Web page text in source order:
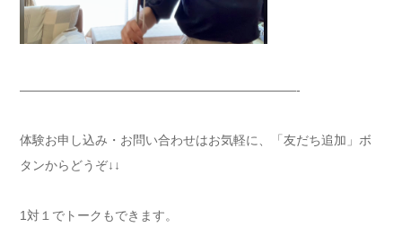
——————————————————————-
体験お申し込み・お問い合わせはお気軽に、「友だち追加」ボ
タンからどうぞ↓↓
1対１でトークもできます。